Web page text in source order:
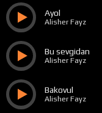
Ayol
Alisher Fayz
Bu sevgidan
Alisher Fayz
Bakovul
Alisher Fayz